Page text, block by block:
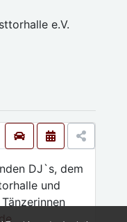
e.V.
DJ`s, dem
und